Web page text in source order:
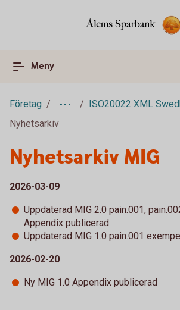
Meny
Företag
ISO20022 XML
Nyhetsarkiv
Nyhetsarkiv MIG
2026-03-09
Uppdaterad MIG 2.0 pain.001,
Appendix publicerad
Uppdaterad MIG 1.0 pain.001
2026-02-20
Ny MIG 1.0 Appendix publicerad